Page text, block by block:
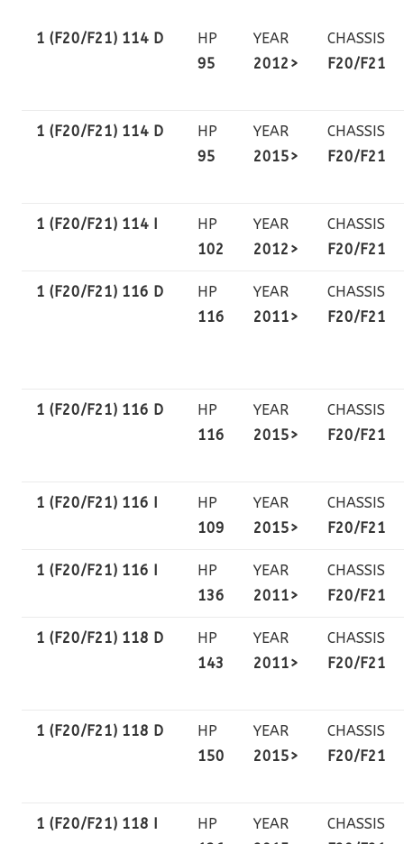
1 (F20/F21) 114 D
HP
95
YEAR
2012>
CHASSIS
F20/F21
1 (F20/F21) 114 D
HP
95
YEAR
2015>
CHASSIS
F20/F21
1 (F20/F21) 114 I
HP
102
YEAR
2012>
CHASSIS
F20/F21
1 (F20/F21) 116 D
HP
116
YEAR
2011>
CHASSIS
F20/F21
1 (F20/F21) 116 D
HP
116
YEAR
2015>
CHASSIS
F20/F21
1 (F20/F21) 116 I
HP
109
YEAR
2015>
CHASSIS
F20/F21
1 (F20/F21) 116 I
HP
136
YEAR
2011>
CHASSIS
F20/F21
1 (F20/F21) 118 D
HP
143
YEAR
2011>
CHASSIS
F20/F21
1 (F20/F21) 118 D
HP
150
YEAR
2015>
CHASSIS
F20/F21
1 (F20/F21) 118 I
HP
YEAR
CHASSIS